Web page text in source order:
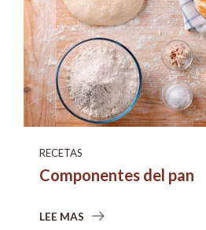
RECETAS
Componentes del pan
LEE MAS